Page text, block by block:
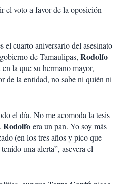
el voto a favor de la oposición
cuarto aniversario del asesinato
de Tamaulipas, Rodolfo
la que su hermano mayor,
de la entidad, no sabe ni quién ni
el día. No me acomoda la tesis
Rodolfoera un pan. Yo soy más
(en los tres años y pico que
una alerta”, asevera el